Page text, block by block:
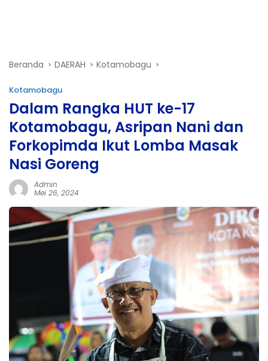
Beranda DAERAH Kotamobagu
Kotamobagu
Dalam Rangka HUT ke-17
Kotamobagu, Asripan Nani dan
Forkopimda Ikut Lomba Masak
Nasi Goreng
Admin
Mei 26, 2024